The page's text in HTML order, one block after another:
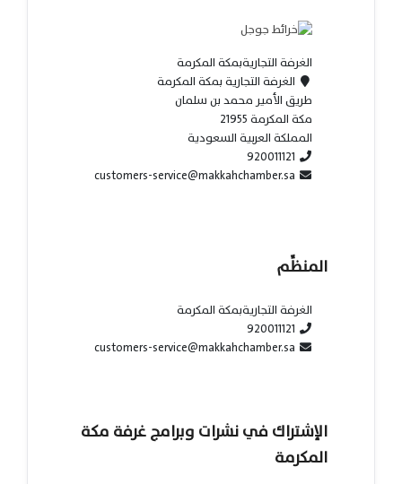
الغرفة التجاريةبمكة المكرمة
الغرفة التجارية بمكة المكرمة
طريق الأمير محمد بن سلمان
مكة المكرمة 21955
المملكة العربية السعودية
920011121
customers-service@makkahchamber.sa
المنظِّم
الغرفة التجاريةبمكة المكرمة
920011121
customers-service@makkahchamber.sa
الإشتراك في نشرات وبرامج غرفة مكة
المكرمة